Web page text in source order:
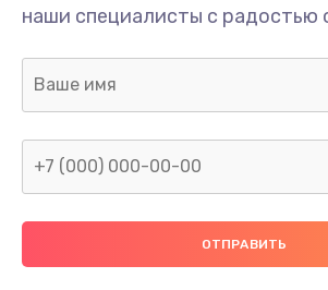
Не включается
Нет звука
Не видит флешку
наши специалисты с радостью